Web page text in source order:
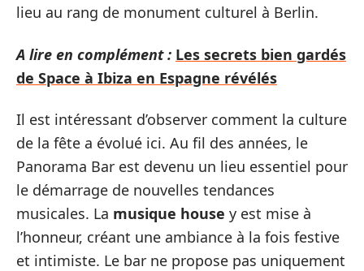
lieu au rang de monument culturel à Berlin.
A lire en complément : Les secrets bien gardés
de Space à Ibiza en Espagne révélés
Il est intéressant d’observer comment la culture
de la fête a évolué ici. Au fil des années, le
Panorama Bar est devenu un lieu essentiel pour
le démarrage de nouvelles tendances
musicales. La musique house y est mise à
l’honneur, créant une ambiance à la fois festive
et intimiste. Le bar ne propose pas uniquement